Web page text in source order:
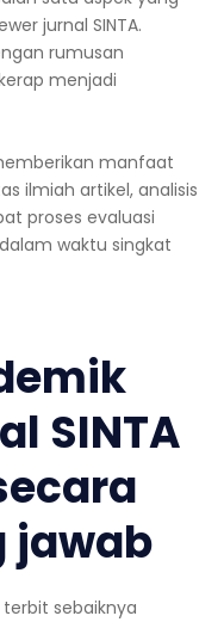
jurnal SINTA.
rumusan
menjadi
manfaat
ilmiah artikel, analisis
proses evaluasi
waktu singkat
SINTA
jawab
terbit sebaiknya